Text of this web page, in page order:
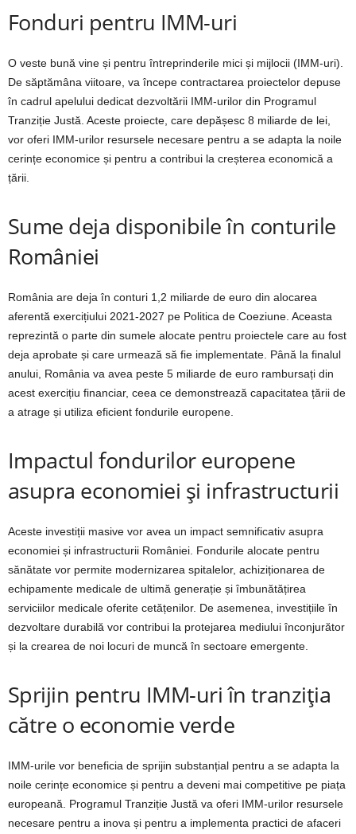
Fonduri pentru IMM-uri
O veste bună vine și pentru întreprinderile mici și mijlocii (IMM-uri).
De săptămâna viitoare, va începe contractarea proiectelor depuse
în cadrul apelului dedicat dezvoltării IMM-urilor din Programul
Tranziție Justă. Aceste proiecte, care depășesc 8 miliarde de lei,
vor oferi IMM-urilor resursele necesare pentru a se adapta la noile
cerințe economice și pentru a contribui la creșterea economică a
țării.
Sume deja disponibile în conturile
României
România are deja în conturi 1,2 miliarde de euro din alocarea
aferentă exercițiului 2021-2027 pe Politica de Coeziune. Aceasta
reprezintă o parte din sumele alocate pentru proiectele care au fost
deja aprobate și care urmează să fie implementate. Până la finalul
anului, România va avea peste 5 miliarde de euro rambursați din
acest exercițiu financiar, ceea ce demonstrează capacitatea țării de
a atrage și utiliza eficient fondurile europene.
Impactul fondurilor europene
asupra economiei și infrastructurii
Aceste investiții masive vor avea un impact semnificativ asupra
economiei și infrastructurii României. Fondurile alocate pentru
sănătate vor permite modernizarea spitalelor, achiziționarea de
echipamente medicale de ultimă generație și îmbunătățirea
serviciilor medicale oferite cetățenilor. De asemenea, investițiile în
dezvoltare durabilă vor contribui la protejarea mediului înconjurător
și la crearea de noi locuri de muncă în sectoare emergente.
Sprijin pentru IMM-uri în tranziția
către o economie verde
IMM-urile vor beneficia de sprijin substanțial pentru a se adapta la
noile cerințe economice și pentru a deveni mai competitive pe piața
europeană. Programul Tranziție Justă va oferi IMM-urilor resursele
necesare pentru a inova și pentru a implementa practici de afaceri